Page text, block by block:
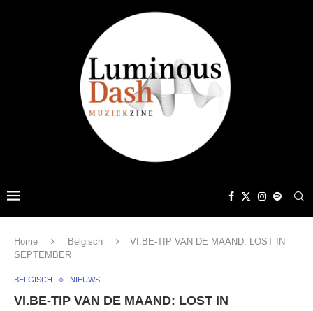
Home Belgisch
VI.BE-TIP VAN DE MAAND: LOST IN
SEPTEMBER
BELGISCH NIEUWS
VI.BE-TIP VAN DE MAAND: LOST IN